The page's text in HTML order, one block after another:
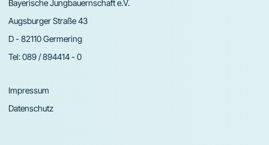
Bayerische Jungbauernschaft e.V.
Augsburger Straße 43
D - 82110 Germering
Tel:089 / 894414 - 0
Impressum
Datenschutz